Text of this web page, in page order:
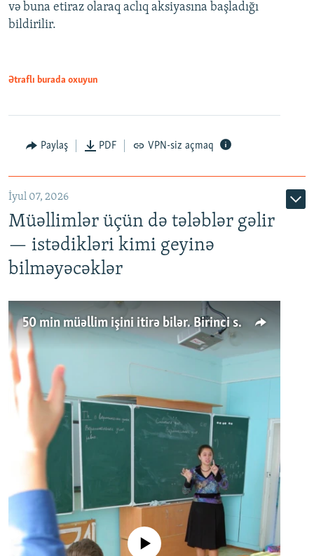
1080p
və buna etiraz olaraq aclıq aksiyasına başladığı
bildirilir.
Ətraflı burada oxuyun
Paylaş PDF VPN-siz açmaq
İyul 07, 2026
Müəllimlər üçün də tələblər gəlir
— istədikləri kimi geyinə
bilməyəcəklər
50 min müəllim işini itirə bilər. Birinci sinfə gedənlər azalır
No media source currently available